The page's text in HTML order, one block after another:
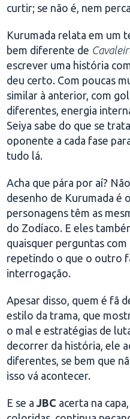
curtir; se não é, nem
Kurumada relata em um
bem diferente de
escrever uma história
deu certo. Com poucas
similar à anterior, com
diferentes, energia
Seiya sabe do que se
oponente a cada fase
tudo lá.
Acha que pára por aí?
desenho de Kurumada é
personagens têm as
do Zodíaco. E eles
quaisquer perguntas com
repetindo o que o outro
interrogação.
Apesar disso, quem é fã
estilo da trama, que
o mal e estratégias de
decorrer da história, ele
diferentes, se bem que
isso vá acontecer.
E se aJBC acerta na